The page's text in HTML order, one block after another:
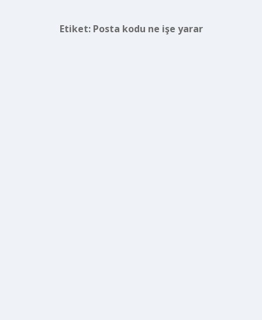
Etiket: Posta kodu ne işe yarar